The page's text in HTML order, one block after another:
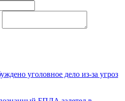
уголовное дело из-за угроз